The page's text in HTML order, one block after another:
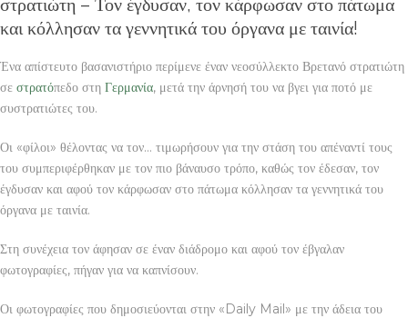
και κόλλησαν τα γεννητικά του όργανα με ταινία!
Ένα απίστευτο βασανιστήριο περίμενε έναν νεοσύλλεκτο Βρετανό στρατιώτη
σε στρατόπεδο στη Γερμανία, μετά την άρνησή του να βγει για ποτό με
συστρατιώτες του.
Οι «φίλοι» θέλοντας να τον… τιμωρήσουν για την στάση του απέναντί τους
του συμπεριφέρθηκαν με τον πιο βάναυσο τρόπο, καθώς τον έδεσαν, τον
έγδυσαν και αφού τον κάρφωσαν στο πάτωμα κόλλησαν τα γεννητικά του
όργανα με ταινία.
Στη συνέχεια τον άφησαν σε έναν διάδρομο και αφού τον έβγαλαν
φωτογραφίες, πήγαν για να καπνίσουν.
Οι φωτογραφίες που δημοσιεύονται στην «Daily Mail» με την άδεια του